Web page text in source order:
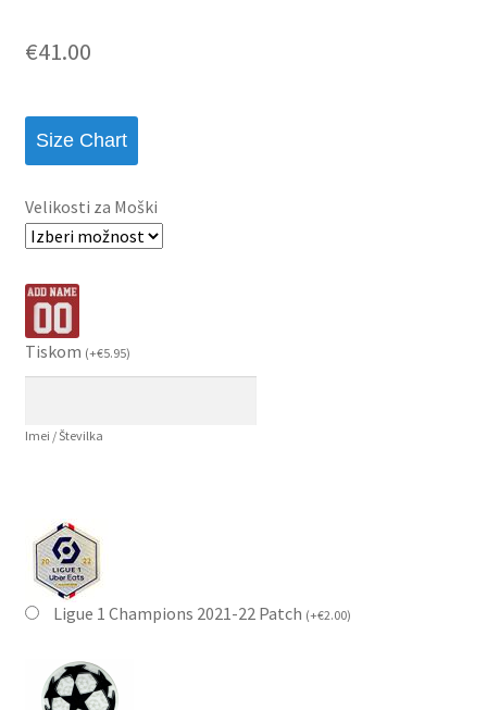
€41.00
Size Chart
Velikosti za Moški
Tiskom (+€5.95)
Imei / Številka
Ligue 1 Champions 2021-22 Patch (+€2.00)